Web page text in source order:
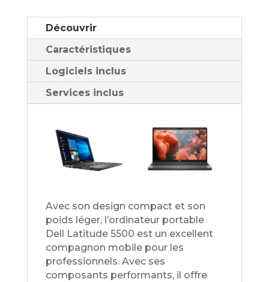
Découvrir
Caractéristiques
Logiciels inclus
Services inclus
Avec son design compact et son
poids léger, l’ordinateur portable
Dell Latitude 5500 est un excellent
compagnon mobile pour les
professionnels. Avec ses
composants performants, il offre